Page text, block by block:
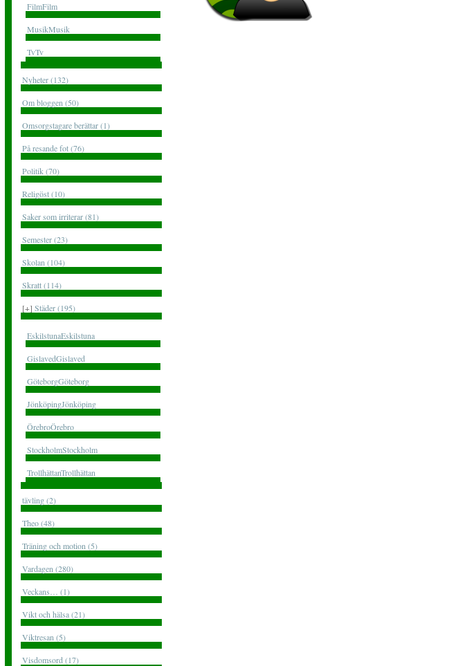
FilmFilm
MusikMusik
TvTv
Nyheter (132)
Om bloggen (50)
Omsorgstagare berättar (1)
På resande fot (76)
Politik (70)
Religöst (10)
Saker som irriterar (81)
Semester (23)
Skolan (104)
Skratt (114)
[+] Städer (195)
EskilstunaEskilstuna
GislavedGislaved
GöteborgGöteborg
JönköpingJönköping
ÖrebroÖrebro
StockholmStockholm
TrollhättanTrollhättan
tävling (2)
Theo (48)
Träning och motion (5)
Vardagen (280)
Veckans… (1)
Vikt och hälsa (21)
Viktresan (5)
Visdomsord (17)